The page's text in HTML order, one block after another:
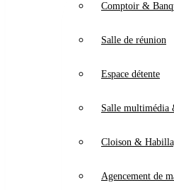
Comptoir &
Salle de réunion
Espace détente
Salle multimédia
Cloison &
Agencement de